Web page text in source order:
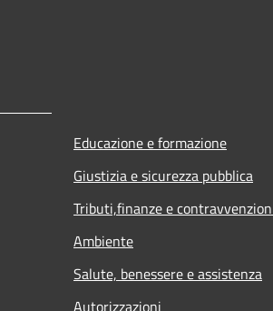
Educazione e formazione
Giustizia e sicurezza pubblica
Tributi,finanze e
Ambiente
Salute, benessere e assistenza
Autorizzazioni